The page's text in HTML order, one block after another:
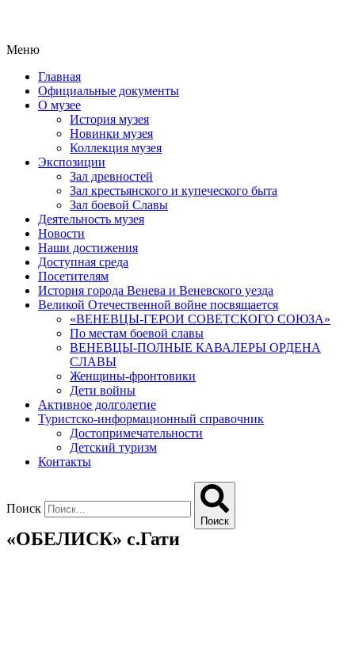
Меню
Главная
Официальные документы
О музее
История музея
Новинки музея
Коллекция музея
Экспозиции
Зал древностей
Зал крестьянского и купеческого быта
Зал боевой Славы
Деятельность музея
Новости
Наши достижения
Доступная среда
Посетителям
История города Венева и Веневского уезда
Великой Отечественной войне посвящается
«ВЕНЕВЦЫ-ГЕРОИ СОВЕТСКОГО СОЮЗА»
По местам боевой славы
ВЕНЕВЦЫ-ПОЛНЫЕ КАВАЛЕРЫ ОРДЕНА
СЛАВЫ
Женщины-фронтовики
Дети войны
Активное долголетие
Туристско-информационный справочник
Достопримечательности
Детский туризм
Контакты
Поиск
Поиск
«ОБЕЛИСК» с.Гати